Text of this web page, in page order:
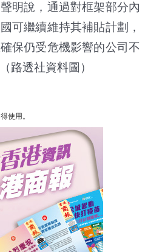
明說，通過對框架部分內
可繼續維持其補貼計劃，
保仍受危機影響的公司不
路透社資料圖）
使用。